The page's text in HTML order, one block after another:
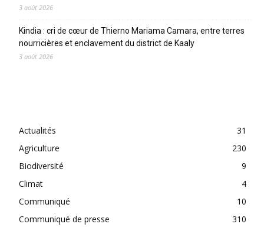
3 août 2026
Kindia : cri de cœur de Thierno Mariama Camara, entre terres
nourricières et enclavement du district de Kaaly
3 août 2026
Actualités
31
Agriculture
230
Biodiversité
9
Climat
4
Communiqué
10
Communiqué de presse
310